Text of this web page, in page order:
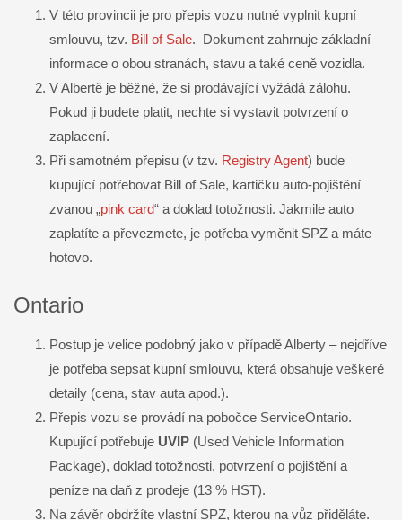
V této provincii je pro přepis vozu nutné vyplnit kupní
smlouvu, tzv. Bill of Sale. Dokument zahrnuje základní
informace o obou stranách, stavu a také ceně vozidla.
V Albertě je běžné, že si prodávající vyžádá zálohu.
Pokud ji budete platit, nechte si vystavit potvrzení o
zaplacení.
Při samotném přepisu (v tzv. Registry Agent) bude
kupující potřebovat Bill of Sale, kartičku auto-pojištění
zvanou „pink card“ a doklad totožnosti. Jakmile auto
zaplatíte a převezmete, je potřeba vyměnit SPZ a máte
hotovo.
Ontario
Postup je velice podobný jako v případě Alberty – nejdříve
je potřeba sepsat kupní smlouvu, která obsahuje veškeré
detaily (cena, stav auta apod.).
Přepis vozu se provádí na pobočce ServiceOntario.
Kupující potřebuje UVIP (Used Vehicle Information
Package), doklad totožnosti, potvrzení o pojištění a
peníze na daň z prodeje (13 % HST).
Na závěr obdržíte vlastní SPZ, kterou na vůz přiděláte.